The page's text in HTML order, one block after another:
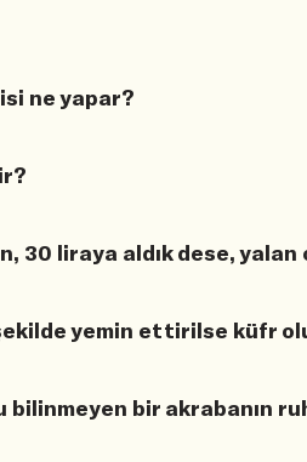
ne yapar?
30 liraya aldık dese, yalan
yemin ettirilse küfr
bilinmeyen bir akrabanın